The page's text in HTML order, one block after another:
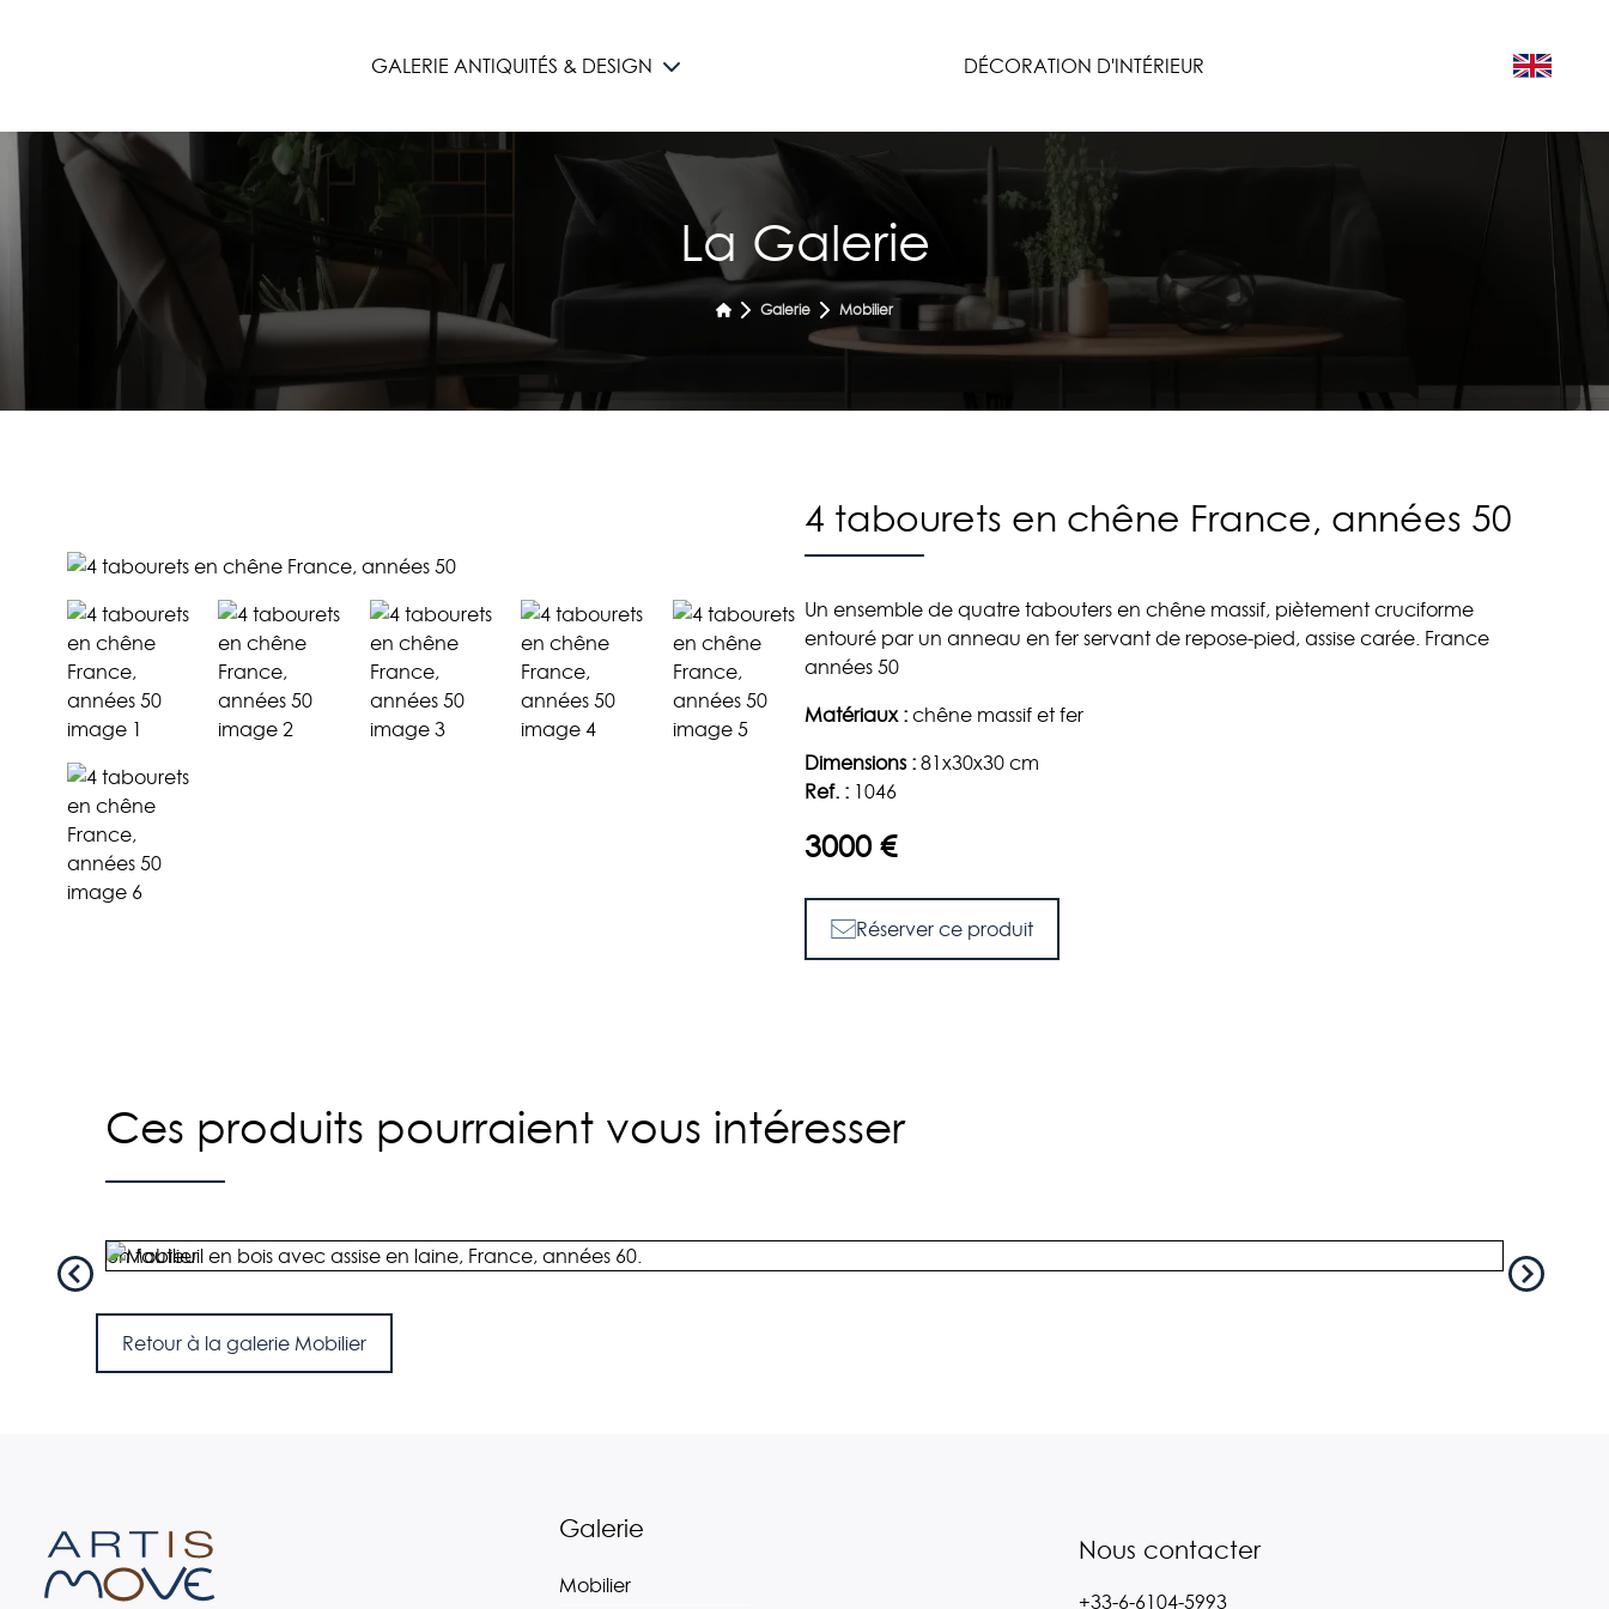
GALERIE ANTIQUITÉS & DESIGN DÉCORATION D'INTÉRIEUR
La Galerie
Galerie Mobilier
4 tabourets en chêne France, années 50
Un ensemble de quatre tabouters en chêne massif, piètement cruciforme
entouré par un anneau en fer servant de repose-pied, assise carée. France
années 50
Matériaux :chêne massif et fer
Dimensions :81x30x30cm
Ref. : 1046
3000 €
Réserver ce produit
Ces produits pourraient vous intéresser
Un fauteuil en bois avec assise en laine, France, années 60. Une paire
Retour à la galerie Mobilier
Galerie
Mobilier
Nous contacter
+33-6-6104-5993